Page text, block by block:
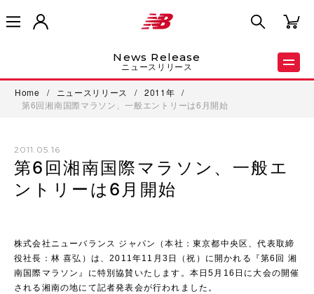
News Release
ニュースリリース
Home / ニュースリリース / 2011年
/
第6回湘南国際マラソン、一般エントリーは6月開始
2011.05.16
第6回湘南国際マラソン、一般エ
ントリーは6月開始
株式会社ニューバランス ジャパン（本社：東京都中央区、代表取締
役社長：林 喜弘）は、2011年11月3日（祝）に開かれる『第6回 湘
南国際マラソン』に特別協賛いたします。本日5月16日に大会の開催
される湘南の地にて記者発表会が行われました。